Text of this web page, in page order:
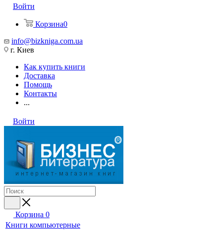
Войти
Корзина0
info@bizkniga.com.ua
г. Киев
Как купить книги
Доставка
Помощь
Контакты
...
Войти
Корзина 0
Книги компьютерные